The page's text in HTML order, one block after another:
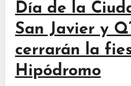
Día de la
San Javier y
cerrarán la
Hipódromo